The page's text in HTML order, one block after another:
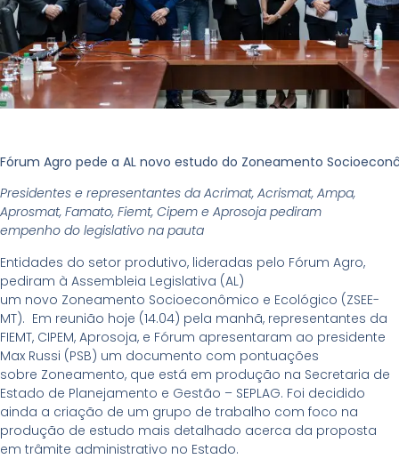
Fórum Agro pede a AL novo estudo do Zoneamento
Presidentes e representantes da Acrimat, Acrismat, Ampa,
Aprosmat, Famato, Fiemt, Cipem e Aprosoja pediram
empenho do legislativo na pauta
Entidades do setor produtivo, lideradas pelo Fórum Agro,
pediram à Assembleia Legislativa (AL)
um novo Zoneamento Socioeconômico e Ecológico (ZSEE-
MT). Em reunião hoje (14.04) pela manhã, representantes da
FIEMT, CIPEM, Aprosoja, e Fórum apresentaram ao presidente
Max Russi (PSB) um documento com pontuações
sobre Zoneamento, que está em produção na Secretaria de
Estado de Planejamento e Gestão – SEPLAG. Foi decidido
ainda a criação de um grupo de trabalho com foco na
produção de estudo mais detalhado acerca da proposta
em trâmite administrativo no Estado.